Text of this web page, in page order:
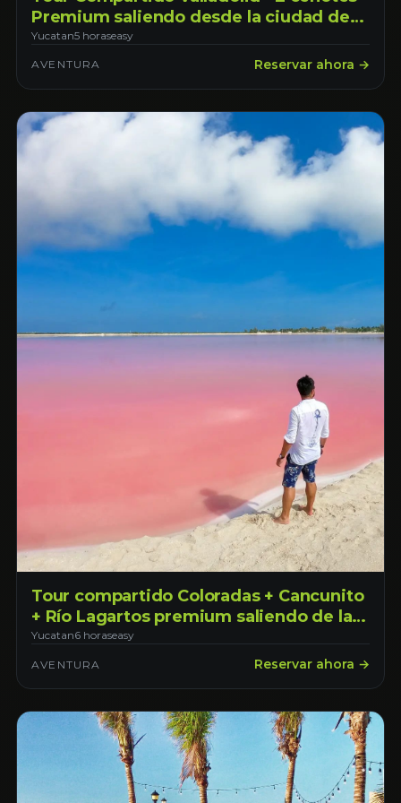
Premium saliendo desde la ciudad de
Mérida.
Yucatan5 horaseasy
AVENTURA Reservar ahora →
Tour compartido Coloradas + Cancunito
+ Río Lagartos premium saliendo de la
ciudad de Mérida
Yucatan6 horaseasy
AVENTURA Reservar ahora →